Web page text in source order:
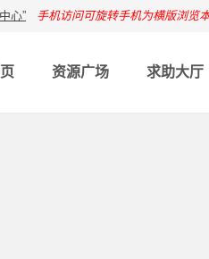
心” 手机访问可旋转手机为横版浏览
资源广场 求助大厅